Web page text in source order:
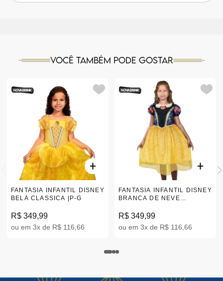
Você também pode gostar
FANTASIA INFANTIL DISNEY
BELA CLASSICA |P-G
R$ 349,99
ou em 3x de R$ 116,66
FANTASIA INFANTIL DISNEY
BRANCA DE NEVE
R$ 349,99
ou em 3x de R$ 116,66